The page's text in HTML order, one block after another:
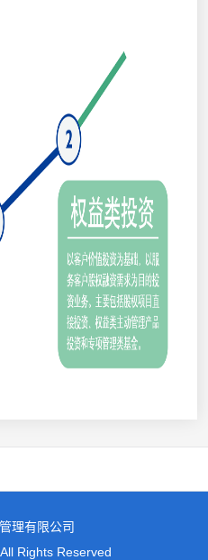
理有限公司
Rights Reserved